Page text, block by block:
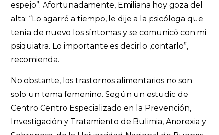
espejo”. Afortunadamente, Emiliana hoy goza del
alta: “Lo agarré a tiempo, le dije a la psicóloga que
tenía de nuevo los síntomas y se comunicó con mi
psiquiatra. Lo importante es decirlo ,contarlo”,
recomienda.
No obstante, los trastornos alimentarios no son
solo un tema femenino. Según un estudio de
Centro Centro Especializado en la Prevención,
Investigación y Tratamiento de Bulimia, Anorexia y